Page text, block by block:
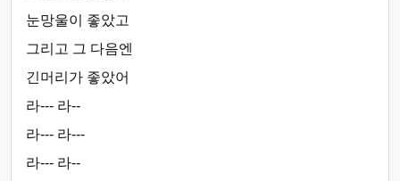
눈망울이 좋았고
그리고 그 다음엔
긴머리가 좋았어
라--- 라--
라--- 라---
라--- 라--